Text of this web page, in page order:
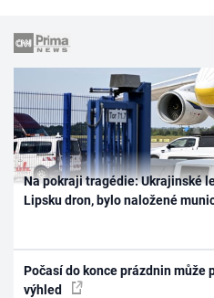
Na pokraji tragédie: Ukrajinské
Lipsku dron, bylo naložené
Počasí do konce prázdnin
výhled